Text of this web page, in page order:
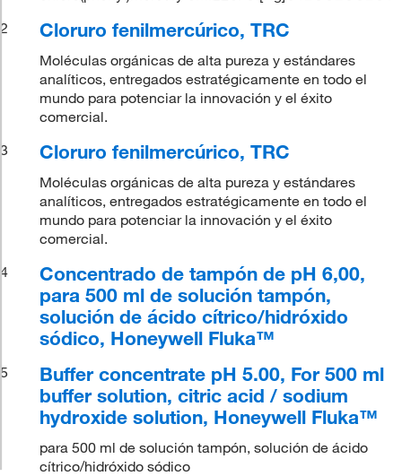
2
Cloruro fenilmercúrico, TRC
Moléculas orgánicas de alta pureza y estándares
analíticos, entregados estratégicamente en todo el
mundo para potenciar la innovación y el éxito
comercial.
3
Cloruro fenilmercúrico, TRC
Moléculas orgánicas de alta pureza y estándares
analíticos, entregados estratégicamente en todo el
mundo para potenciar la innovación y el éxito
comercial.
4
Concentrado de tampón de pH 6,00,
para 500 ml de solución tampón,
solución de ácido cítrico/hidróxido
sódico, Honeywell Fluka™
5
Buffer concentrate pH 5.00, For 500 ml
buffer solution, citric acid / sodium
hydroxide solution, Honeywell Fluka™
para 500 ml de solución tampón, solución de ácido
cítrico/hidróxido sódico